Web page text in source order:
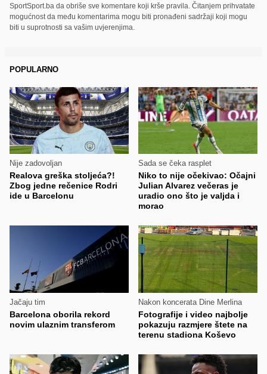
SportSport.ba da obriše sve komentare koji krše pravila. Čitanjem prihvatate
mogućnost da među komentarima mogu biti pronađeni sadržaji koji mogu
biti u suprotnosti sa vašim uvjerenjima.
POPULARNO
Nije zadovoljan
Realova greška stoljeća?!
Zbog jedne rečenice Rodri
ide u Barcelonu
Sada se čeka rasplet
Niko to nije očekivao: Očajni
Julian Alvarez večeras je
uradio ono što je valjda i
morao
Jačaju tim
Barcelona oborila rekord
novim ulaznim transferom
Nakon koncerata Dine Merlina
Fotografije i video najbolje
pokazuju razmjere štete na
terenu stadiona Koševo